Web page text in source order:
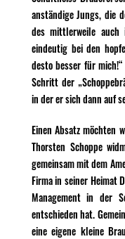
anständige Jungs, die
des mittlerweile auch
eindeutig bei den
desto besser für
Schritt der
in der er sich dann auf
Einen Absatz möchten
Thorsten Schoppe
gemeinsam mit dem
Firma in seiner Heimat
Management in der
entschieden hat.
eine eigene kleine